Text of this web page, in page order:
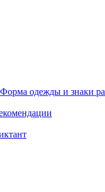
Форма одежды и знаки